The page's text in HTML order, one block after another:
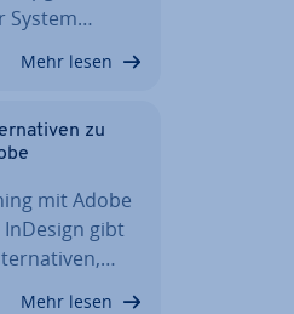
System…
Mehr lesen
zu
mit Adobe
InDesign gibt
Mehr lesen